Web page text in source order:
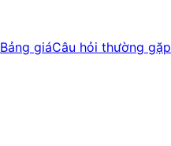
Bảng giáCâu hỏi thường gặp